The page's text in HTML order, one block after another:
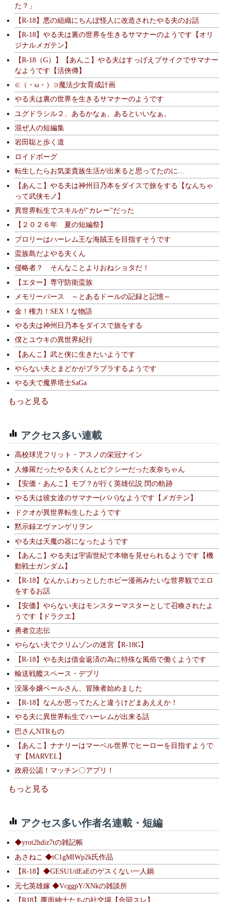
た？」
【R-18】悪の組織にちんぽ怪人に改造されたやる夫のお話
【R-18】やる夫は裏の世界を生きるサマナーのようです【オリ
ジナルメガテン】
【R-18（G）】【あんこ】やる夫はすっげえブサイクでサマナー
なようです【活俠傳】
∈（・ω・）∋魔法少女育成計画
やる夫は裏の世界を生きるサマナーのようです
ユグドラシル２、あるかなぁ、あるといいなぁ。
混ぜ人の短編集
岩田聡と歩く道
ロイドボーグ
転生したらお気楽貴族生活が出来ると思ってたのに…
【あんこ】やる夫は神州日乃本をダイスで旅をする【なんちゃ
って武侠モノ】
異世界転生でスキルが"カレー"だった
【２０２６年 夏の短編祭】
ブロリーはハーレム王な海賊王を目指すそうです
蛮族島だよやる夫くん
侵略者？ そんなことよりおねショタだ！
【エター】専守防衛蛮族
メモリーバース ～とあるドールの記録と記憶～
金！権力！SEX！な物語
やる夫は神州日乃本をダイスで旅をする
僕とユウキの異世界紀行
【あんこ】武と侠に生きたいようです
やらない夫とまどかがブラブラするようです
やる夫で魔界塔士SaGa
もっと見る
アクセス多い連載
高校球児フリット・アスノの栄冠ナイン
人修羅だったやる夫くんとピクシーだった友奈ちゃん
【安価・あんこ】モブ？が行く英雄伝説 閃の軌跡
やる夫は彼女達のサマナー(パパ)なようです【メガテン】
ドクオが異世界転生したようです
黙示録ヱヴァンゲリヲン
やる夫は天魔の器になったようです
【あんこ】やる夫は宇宙世紀で本物を見せられるようです【機
動戦士ガンダム】
【R-18】なんかふわっとしたホビー漫画みたいな世界観でエロ
をするお話
【安価】やらない夫はモンスターマスターとして召喚されたよ
うです【ドラクエ】
勇者立志伝
やらない夫でクリムゾンの迷宮【R-18G】
【R-18】やる夫は借金返済の為に特殊な風俗で働くようです
輸送戦艦スペース・デブリ
没落令嬢ベールさん、冒険者始めました
【R-18】なんか思ってたんと違うけどまあええか！
やる夫に異世界転生でハーレムが出来る話
巴さんNTRもの
【あんこ】ナナリーはマーベル世界でヒーローを目指すようで
す【MARVEL】
政府公認！マッチン〇アプリ！
もっと見る
アクセス多い作者名連載・短編
◆yrot2hdiz7tの雑記帳
あさねこ ◆tC1gMIWp2k氏作品
【R-18】◆GESU1/dEaEのゲスくない一人鍋
元七英雄嫁 ◆VcggpY/XNkの雑談所
【R18】覆面紳士たちの社交場【合同スレ】